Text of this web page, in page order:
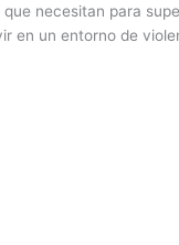
necesitan para
en un entorno de